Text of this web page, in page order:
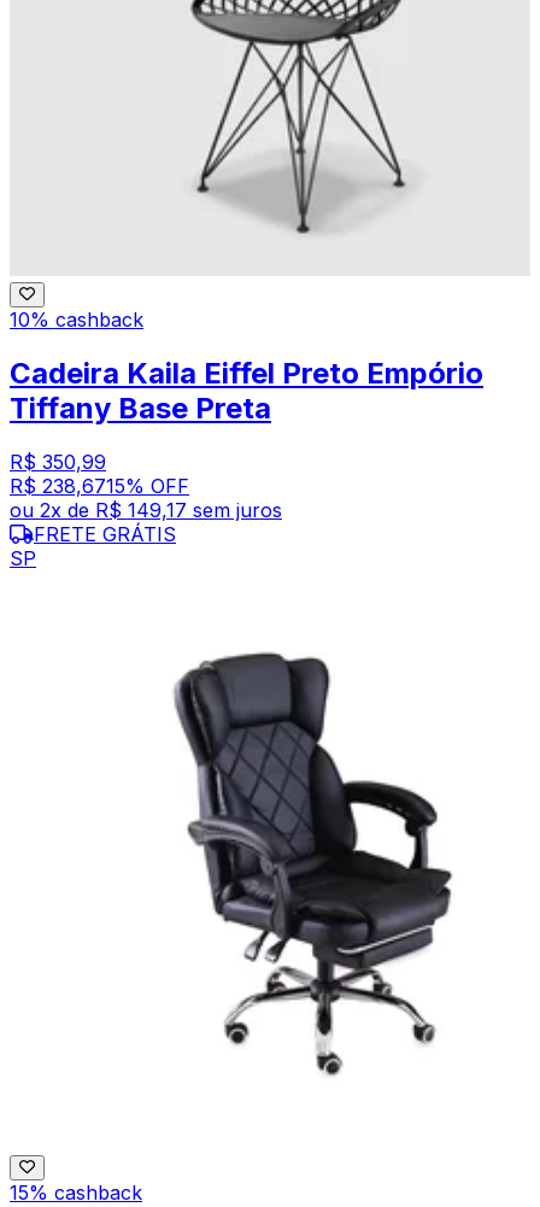
10% cashback
Cadeira Kaila Eiffel Preto Empório
Tiffany Base Preta
R$ 350,99
R$ 238,6715% OFF
ou 2x de R$ 149,17 sem juros
FRETE GRÁTIS
SP
15% cashback